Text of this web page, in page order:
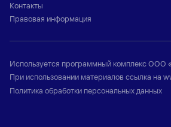
Контакты
Правовая информация
Используется программный комплексООО
При использовании материалов ссылка на
Политика обработки персональных данных